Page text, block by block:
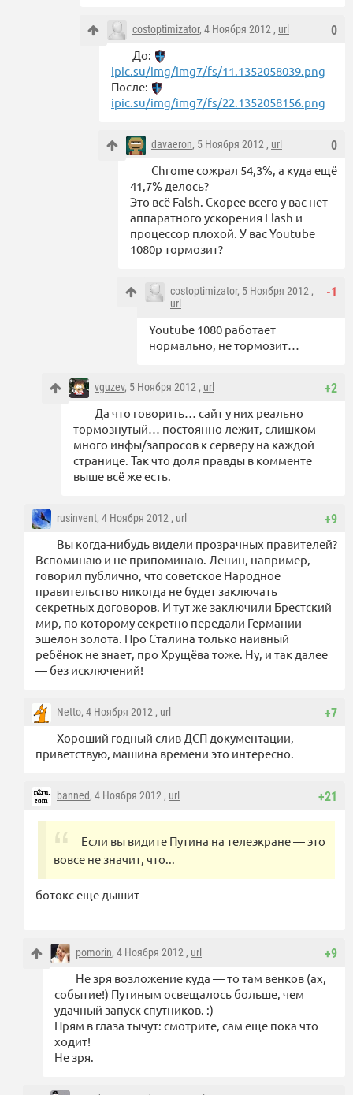
0
costoptimizator, 4 Ноября 2012 , url
До:
ipic.su/img/img7/fs/11.1352058039.png
После:
ipic.su/img/img7/fs/22.1352058156.png
0
davaeron, 5 Ноября 2012 , url
Chrome сожрал 54,3%, а куда ещё
41,7% делось?
Это всё Falsh. Скорее всего у вас нет
аппаратного ускорения Flash и
процессор плохой. У вас Youtube
1080p тормозит?
-1
costoptimizator, 5 Ноября 2012 ,
url
Youtube 1080 работает
нормально, не тормозит…
+2
vguzev, 5 Ноября 2012 , url
Да что говорить… сайт у них реально
тормознутый… постоянно лежит, слишком
много инфы/запросов к серверу на каждой
странице. Так что доля правды в комменте
выше всё же есть.
+9
rusinvent, 4 Ноября 2012 , url
Вы когда-нибудь видели прозрачных правителей?
Вспоминаю и не припоминаю. Ленин, например,
говорил публично, что советское Народное
правительство никогда не будет заключать
секретных договоров. И тут же заключили Брестский
мир, по которому секретно передали Германии
эшелон золота. Про Сталина только наивный
ребёнок не знает, про Хрущёва тоже. Ну, и так далее
— без исключений!
+7
Netto, 4 Ноября 2012 , url
Хороший годный слив ДСП документации,
приветствую, машина времени это интересно.
+21
banned, 4 Ноября 2012 , url
Если вы видите Путина на телеэкране — это
вовсе не значит, что...
ботокс еще дышит
+9
pomorin, 4 Ноября 2012 , url
Не зря возложение куда — то там венков (ах,
событие!) Путиным освещалось больше, чем
удачный запуск спутников. :)
Прям в глаза тычут: смотрите, сам еще пока что
ходит!
Не зря.